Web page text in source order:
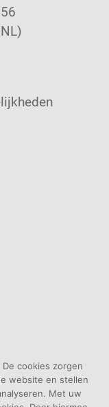
cookies zorgen
website en stellen
Met uw